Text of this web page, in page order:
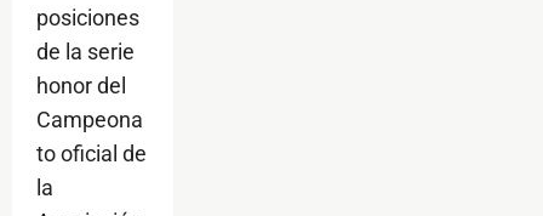
posiciones
de la serie
honor del
Campeona
to oficial de
la